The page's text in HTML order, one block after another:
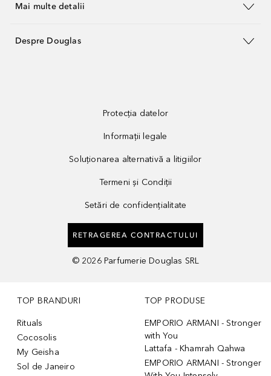
Mai multe detalii
Despre Douglas
Protecția datelor
Informații legale
Soluționarea alternativă a litigiilor
Termeni și Condiții
Setări de confidențialitate
RETRAGEREA CONTRACTULUI
© 2026 Parfumerie Douglas SRL
TOP BRANDURI
Rituals
Cocosolis
My Geisha
Sol de Janeiro
TOP PRODUSE
EMPORIO ARMANI - Stronger
with You
Lattafa - Khamrah Qahwa
EMPORIO ARMANI - Stronger